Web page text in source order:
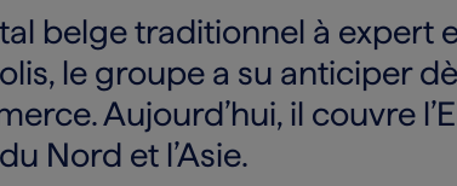
belge traditionnel à expert
le groupe a su anticiper
Aujourd’hui, il couvre
Nord et l’Asie.